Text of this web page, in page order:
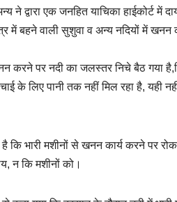
ने द्वारा एक जनहित याचिका हाईकोर्ट में
में बहने वाली सुशुवा व अन्य नदियों में
करने पर नदी का जलस्तर निचे बैठ गया
के लिए पानी तक नहीं मिल रहा है, यही
कि भारी मशीनों से खनन कार्य करने पर
न कि मशीनों को।